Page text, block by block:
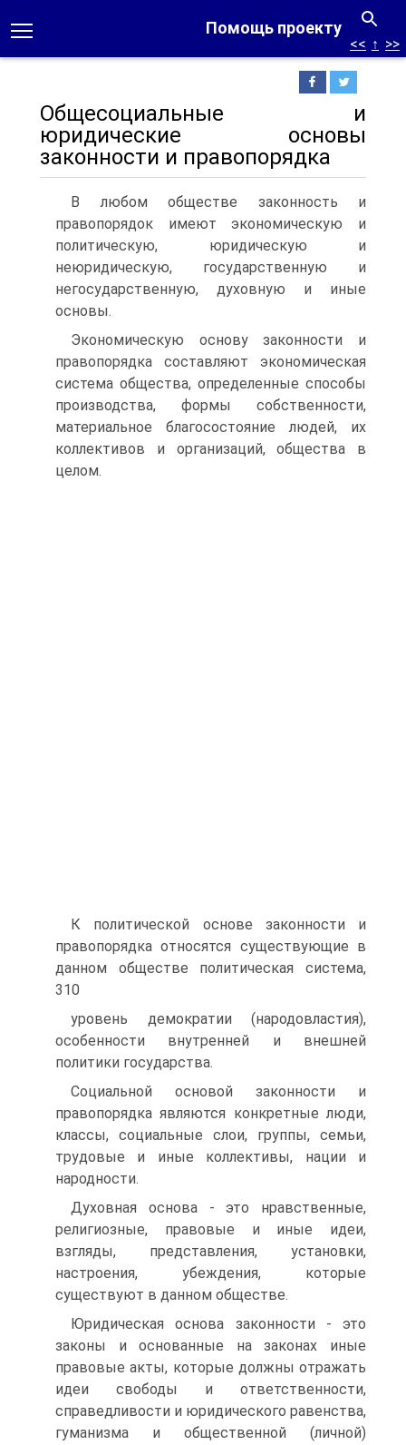
Помощь проекту
<< ↑ >>
Общесоциальные и
юридические основы
законности и правопорядка
В любом обществе законность и
правопорядок имеют эконо­мическую и
политическую, юридическую и
неюридическую, го­сударственную и
негосударственную, духовную и иные
основы.
Экономическую основу законности и
правопорядка состав­ляют экономическая
система общества, определенные способы
производства, формы собственности,
материальное благососто­яние людей, их
коллективов и организаций, общества в
целом.
К политической основе законности и
правопорядка отно­сятся существующие в
данном обществе политическая система,
310
уровень демократии (народовластия),
особенности внутренней и внешней
политики государства.
Социальной основой законности и
правопорядка являются конкретные люди,
классы, социальные слои, группы, семьи,
тру­довые и иные коллективы, нации и
народности.
Духовная основа - это нравственные,
религиозные, правовые и иные идеи,
взгляды, представления, установки,
настроения, убеждения, которые
существуют в данном обществе.
Юридическая основа законности - это
законы и основанные на законах иные
правовые акты, которые должны отражать
идеи свободы и ответственности,
справедливости и юридического ра­венства,
гуманизма и общественной (личной)